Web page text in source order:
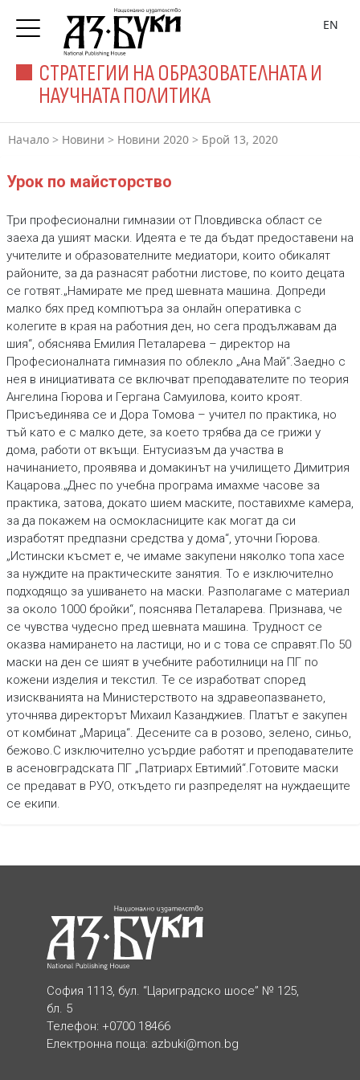
СТРАТЕГИИ НА ОБРАЗОВАТЕЛНАТА И
НАУЧНАТА ПОЛИТИКА
EN
Начало > Новини > Новини 2020 > Брой 13, 2020
Урок по майсторство
Три професионални гимназии от Пловдивска област се
заеха да ушият маски. Идеята е те да бъдат предоставени на
учителите и образователните медиатори, които обикалят
районите, за да разнасят работни листове, по които децата
се готвят.„Намирате ме пред шевната машина. Допреди
малко бях пред компютъра за онлайн оперативка с
колегите в края на работния ден, но сега продължавам да
шия“, обяснява Емилия Петаларева – директор на
Професионалната гимназия по облекло „Ана Май“.Заедно с
нея в инициативата се включват преподавателите по теория
Ангелина Гюрова и Гергана Самуилова, които кроят.
Присъединява се и Дора Томова – учител по практика, но
тъй като е с малко дете, за което трябва да се грижи у
дома, работи от вкъщи. Ентусиазъм да участва в
начинанието, проявява и домакинът на училището Димитрия
Кацарова.„Днес по учебна програма имахме часове за
практика, затова, докато шием маските, поставихме камера,
за да покажем на осмокласниците как могат да си
изработят предпазни средства у дома“, уточни Гюрова.
„Истински късмет е, че имаме закупени няколко топа хасе
за нуждите на практическите занятия. То е изключително
подходящо за ушиването на маски. Разполагаме с материал
за около 1000 бройки“, пояснява Петаларева. Признава, че
се чувства чудесно пред шевната машина. Трудност се
оказва намирането на ластици, но и с това се справят.По 50
маски на ден се шият в учебните работилници на ПГ по
кожени изделия и текстил. Те се изработват според
изискванията на Министерството на здравеопазването,
уточнява директорът Михаил Казанджиев. Платът е закупен
от комбинат „Марица“. Десените са в розово, зелено, синьо,
бежово.С изключително усърдие работят и преподавателите
в асеновградската ПГ „Патриарх Евтимий“.Готовите маски
се предават в РУО, откъдето ги разпределят на нуждаещите
се екипи.
София 1113, бул. “Цариградско шосе” № 125,
бл. 5
Телефон: +0700 18466
Електронна поща: azbuki@mon.bg